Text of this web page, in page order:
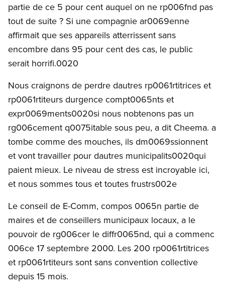
partie de ce 5 pour cent auquel on ne rp006fnd pas
tout de suite ? Si une compagnie ar0069enne
affirmait que ses appareils atterrissent sans
encombre dans 95 pour cent des cas, le public
serait horrifi.0020
Nous craignons de perdre dautres rp0061rtitrices et
rp0061rtiteurs durgence compt0065nts et
expr0069ments0020si nous nobtenons pas un
rg006cement q0075itable sous peu, a dit Cheema. a
tombe comme des mouches, ils dm0069ssionnent
et vont travailler pour dautres municipalits0020qui
paient mieux. Le niveau de stress est incroyable ici,
et nous sommes tous et toutes frustrs002e
Le conseil de E-Comm, compos 0065n partie de
maires et de conseillers municipaux locaux, a le
pouvoir de rg006cer le diffr0065nd, qui a commenc
006ce 17 septembre 2000. Les 200 rp0061rtitrices
et rp0061rtiteurs sont sans convention collective
depuis 15 mois.